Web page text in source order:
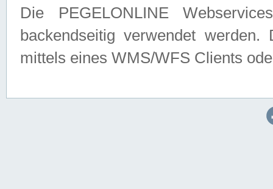
Die PEGELONLINE
backendseitig verwendet
mittels eines WMS/WFS Clients